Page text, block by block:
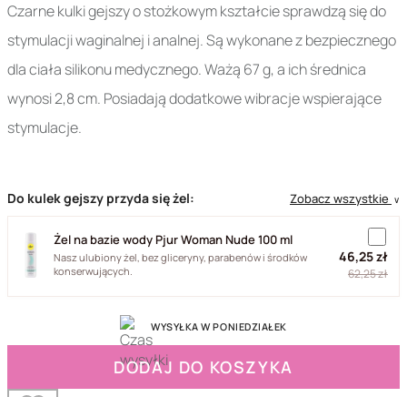
Czarne kulki gejszy o stożkowym kształcie sprawdzą się do
stymulacji waginalnej i analnej. Są wykonane z bezpiecznego
dla ciała silikonu medycznego. Ważą 67 g, a ich średnica
wynosi 2,8 cm. Posiadają dodatkowe wibracje wspierające
stymulacje.
Do kulek gejszy przyda się żel: Zobacz wszystkie ∨
Żel na bazie wody Pjur Woman Nude 100 ml
Nasz ulubiony żel, bez gliceryny, parabenów i środków
konserwujących.
46,25 zł
62,25 zł
WYSYŁKA W PONIEDZIAŁEK
DODAJ DO KOSZYKA